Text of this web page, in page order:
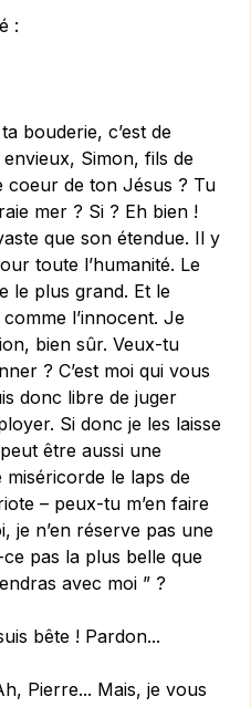
:
bouderie, c’est de
envieux, Simon, fils de
coeur de ton Jésus ? Tu
mer ? Si ? Eh bien !
que son étendue. Il y
toute l’humanité. Le
le plus grand. Et le
l’innocent. Je
bien sûr. Veux-tu
? C’est moi qui vous
donc libre de juger
Si donc je les laisse
être aussi une
le laps de
– peux-tu m’en faire
je n’en réserve pas une
pas la plus belle que
avec moi ” ?
bête ! Pardon...
Pierre... Mais, je vous